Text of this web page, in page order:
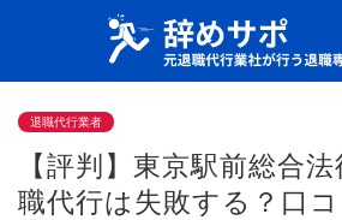
退職代行業者
【評判】東京駅前総合
職代行は失敗する？口